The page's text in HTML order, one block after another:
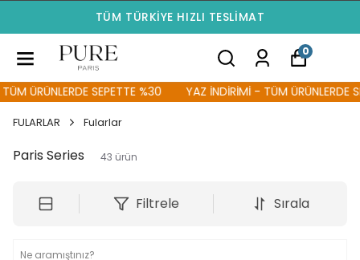
TÜM TÜRKİYE HIZLI TESLİMAT
0
SEPETTE %30 YAZ İNDİRİMİ - TÜM ÜRÜNLERDE SEPETTE
FULARLAR Fularlar
Paris Series 43 ürün
Filtrele Sırala